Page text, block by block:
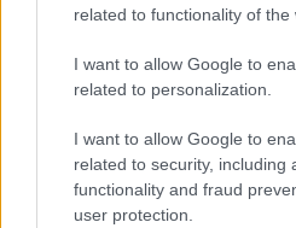
related to functionality of the
I want to allow Google to
related to personalization.
I want to allow Google to
related to security, including
functionality and fraud
user protection.
ΑΠΟΚΕΝΤΡΩΜΕΝΗ
Κυκλάδων Θήρας